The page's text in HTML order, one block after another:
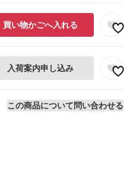
買い物かごへ入れる
入荷案内申し込み
この商品について問い合わせる